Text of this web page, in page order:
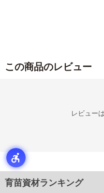
この商品のレビュー
レビュー
育苗資材ランキング